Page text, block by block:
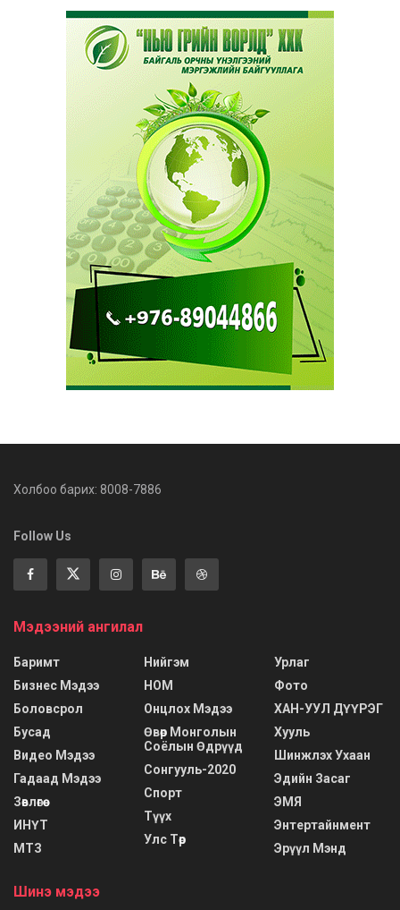
Холбоо барих: 8008-7886
Follow Us
Мэдээний ангилал
Баримт
Бизнес Мэдээ
Боловсрол
Бусад
Видео Мэдээ
Гадаад Мэдээ
Зөвлөгөө
ИНҮТ
МТЗ
Нийгэм
НОМ
Онцлох Мэдээ
Өвөр Монголын
Соёлын Өдрүүд
Сонгууль-2020
Спорт
Түүх
Улс Төр
Урлаг
Фото
ХАН-УУЛ ДҮҮРЭГ
Хууль
Шинжлэх Ухаан
Эдийн Засаг
ЭМЯ
Энтертайнмент
Эрүүл Мэнд
Шинэ мэдээ